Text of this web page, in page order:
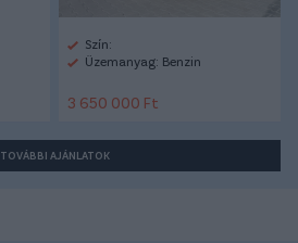
Szín:
Üzemanyag: Benzin
3 650 000 Ft
TOVÁBBI AJÁNLATOK